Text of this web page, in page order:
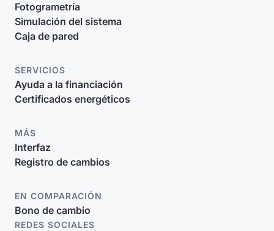
Fotogrametría
Simulación del sistema
Caja de pared
SERVICIOS
Ayuda a la financiación
Certificados energéticos
MÁS
Interfaz
Registro de cambios
EN COMPARACIÓN
Bono de cambio
REDES SOCIALES